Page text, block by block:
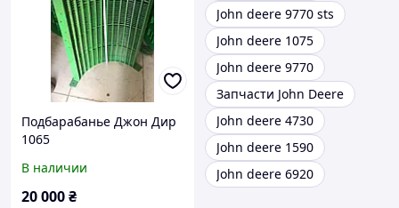
Подбарабанье Джон Дир
1065
В наличии
20 000₴
John deere 9770 sts
John deere 1075
John deere 9770
Запчасти John Deere
John deere 4730
John deere 1590
John deere 6920